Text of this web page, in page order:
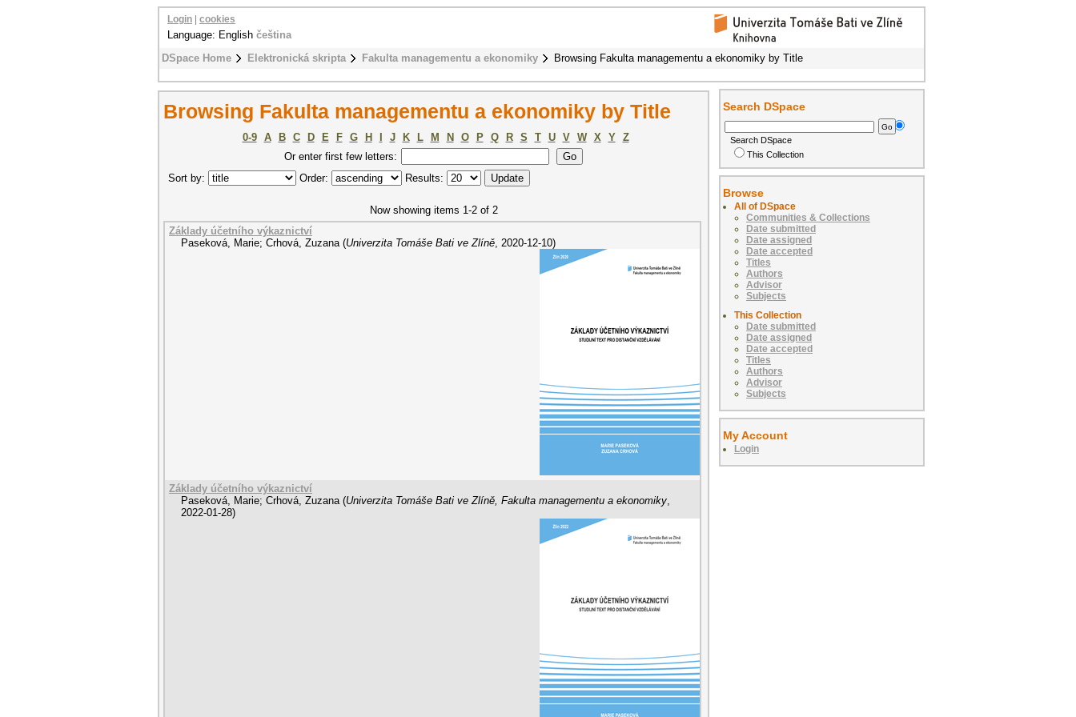
DSpace Home Elektronická skripta Fakulta managementu a ekonomiky Browsing Fakulta managementu a ekonomiky by Title
Login cookies
Language: English čeština
Browsing Fakulta managementu a ekonomiky by Title
0-9 A B C D E F G H J K L M N O P Q R S T U V W X Y
Z
Or enter first few letters:
Sort by:
Order: Results:
Now showing items 1-2 of 2
Základy účetního výkaznictví
Paseková, Marie; Crhová, Zuzana (Univerzita Tomáše Bati ve Zlíně, 2020-12-10)
Základy účetního výkaznictví
Paseková, Marie; Crhová, Zuzana (Univerzita Tomáše Bati ve Zlíně, Fakulta managementu a ekonomiky,
2022-01-28)
Search DSpace
Search DSpace
This Collection
Browse
All of DSpace
Communities & Collections
Date submitted
Date assigned
Date accepted
Titles
Authors
Advisor
Subjects
This Collection
Date submitted
Date assigned
Date accepted
Titles
Authors
Advisor
Subjects
My Account
Login